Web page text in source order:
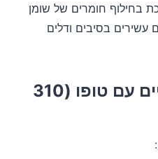
תומכת בחילוף חומרים של שומן
עשירים בסיבים ודלים
4. צלחת ירקות קלויים עם טופו (310